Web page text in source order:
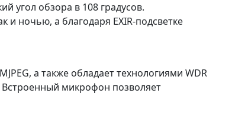
угол обзора в 108 градусов.
ночью, а благодаря EXIR-подсветке
а также обладает технологиями WDR
Встроенный микрофон позволяет